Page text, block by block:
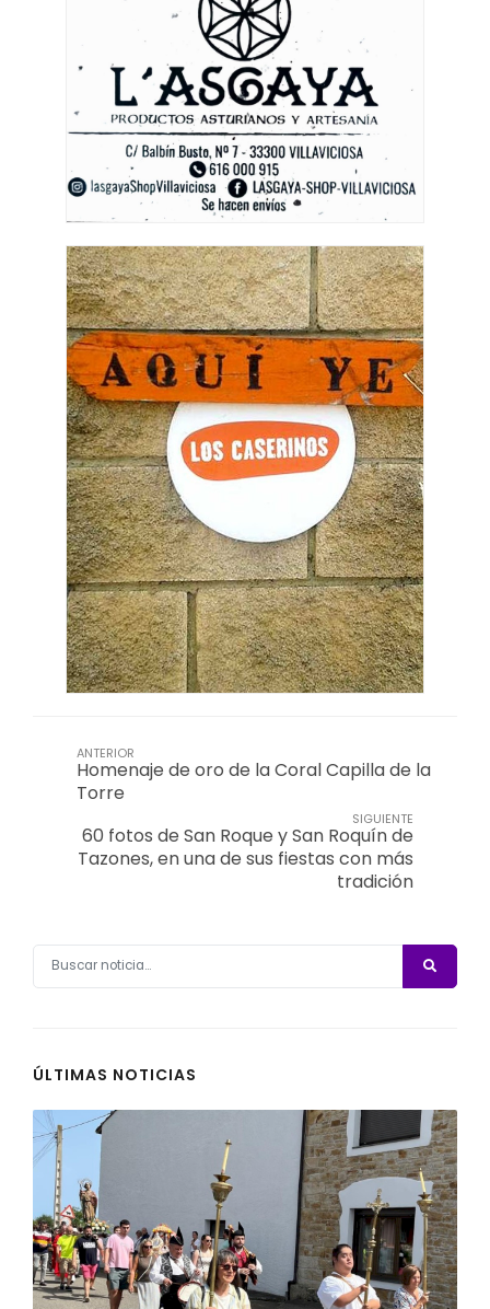
ANTERIOR
Homenaje de oro de la Coral Capilla de la
Torre
SIGUIENTE
60 fotos de San Roque y San Roquín de
Tazones, en una de sus fiestas con más
tradición
ÚLTIMAS NOTICIAS